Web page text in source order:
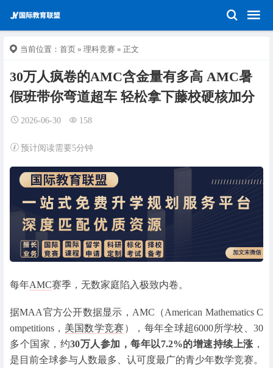
当前位置： 首页 » 理科竞赛 » 正文
30万人疯卷的AMC含金量有多高 AMC暑
假班带你弯道超车 轻松拿下藤校硬核加分
2026-06-30 158
预计阅读需要5分钟
每年AMC赛季，无数家庭陷入极致内卷。
据MAA官方公开数据显示，AMC（American Mathematics C
ompetitions， 美国数学竞赛 ），每年全球超6000所学校、30
多个国家，约30万人参加，每年以7.2%的增速持续上涨 ，
是目前全球参与人数最多、认可度最广的青少年数学竞赛。